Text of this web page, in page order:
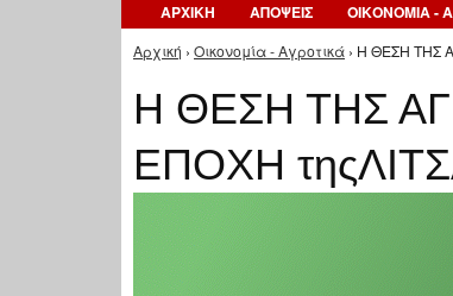
ΑΡΧΙΚΗ ΑΠΟΨΕΙΣ ΟΙΚΟΝΟΜΙΑ -
Είστε εδώ
Αρχική › Οικονομία - Αγροτικά › H ΘΕΣΗ ΤΗΣ
H ΘΕΣΗ ΤΗΣ
ΕΠΟΧΗ